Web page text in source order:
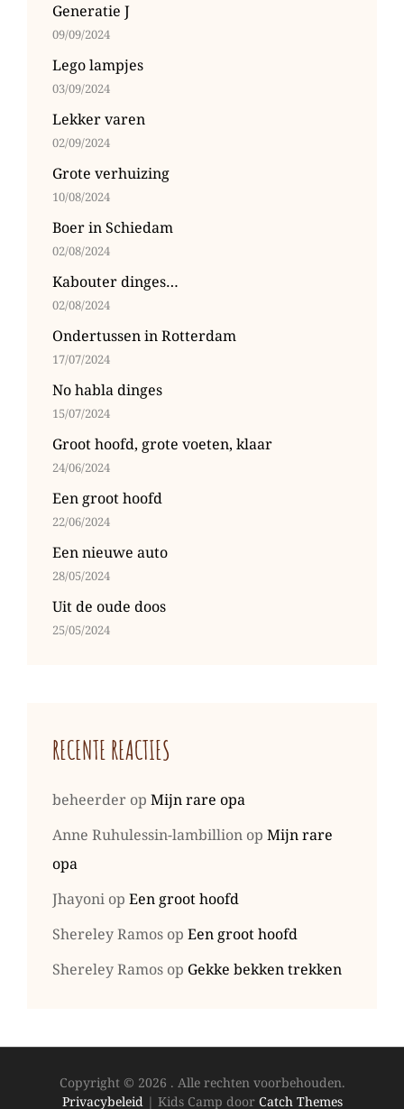
Generatie J
09/09/2024
Lego lampjes
03/09/2024
Lekker varen
02/09/2024
Grote verhuizing
10/08/2024
Boer in Schiedam
02/08/2024
Kabouter dinges…
02/08/2024
Ondertussen in Rotterdam
17/07/2024
No habla dinges
15/07/2024
Groot hoofd, grote voeten, klaar
24/06/2024
Een groot hoofd
22/06/2024
Een nieuwe auto
28/05/2024
Uit de oude doos
25/05/2024
RECENTE REACTIES
beheerder op Mijn rare opa
Anne Ruhulessin-lambillion op Mijn rare
opa
Jhayoni op Een groot hoofd
Shereley Ramos op Een groot hoofd
Shereley Ramos op Gekke bekken trekken
Copyright © 2026 . Alle rechten voorbehouden.
Privacybeleid| Kids Camp door Catch Themes